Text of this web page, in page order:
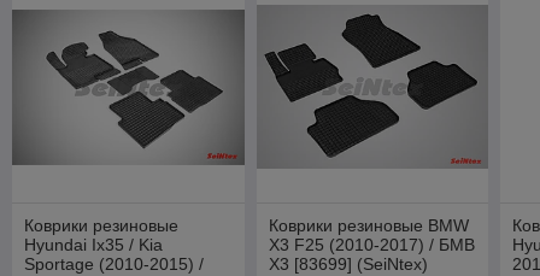
Коврики резиновые
Hyundai Ix35 / Kia
Sportage (2010-2015) /
Коврики резиновые BMW
X3 F25 (2010-2017) / БМВ
Х3 [83699] (SeiNtex)